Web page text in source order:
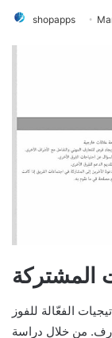
shopapps
المشتركة
الفعّالة للفوز
من خلال دراسة